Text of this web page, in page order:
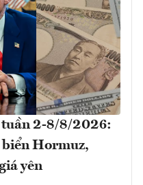
tuần 2-8/8/2026:
biển Hormuz,
yên